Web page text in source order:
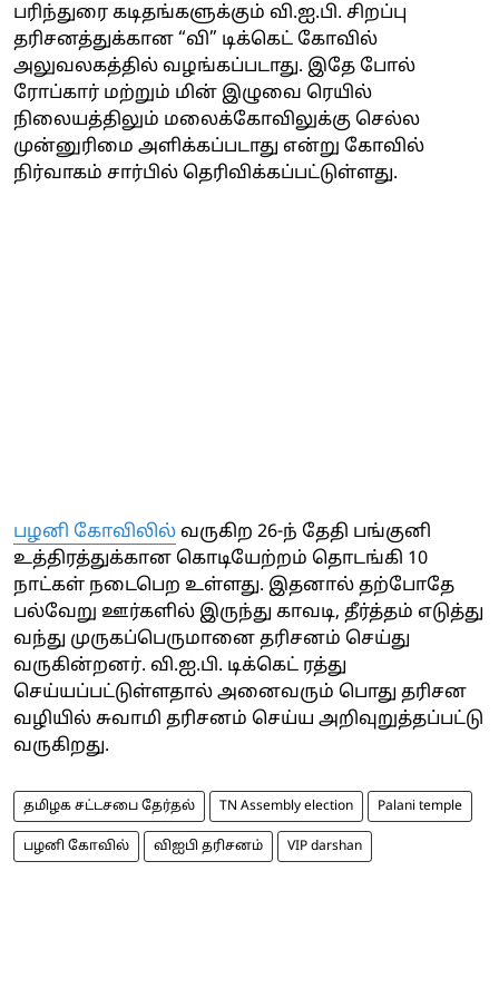
பரிந்துரை கடிதங்களுக்கும் வி.ஐ.பி. சிறப்பு
தரிசனத்துக்கான “வி” டிக்கெட் கோவில்
அலுவலகத்தில் வழங்கப்படாது. இதே போல்
ரோப்கார் மற்றும் மின் இழுவை ரெயில்
நிலையத்திலும் மலைக்கோவிலுக்கு செல்ல
முன்னுரிமை அளிக்கப்படாது என்று கோவில்
நிர்வாகம் சார்பில் தெரிவிக்கப்பட்டுள்ளது.
பழனி கோவிலில் வருகிற 26-ந் தேதி பங்குனி
உத்திரத்துக்கான கொடியேற்றம் தொடங்கி 10
நாட்கள் நடைபெற உள்ளது. இதனால் தற்போதே
பல்வேறு ஊர்களில் இருந்து காவடி, தீர்த்தம் எடுத்து
வந்து முருகப்பெருமானை தரிசனம் செய்து
வருகின்றனர். வி.ஐ.பி. டிக்கெட் ரத்து
செய்யப்பட்டுள்ளதால் அனைவரும் பொது தரிசன
வழியில் சுவாமி தரிசனம் செய்ய அறிவுறுத்தப்பட்டு
வருகிறது.
தமிழக சட்டசபை தேர்தல் TN Assembly election Palani temple
பழனி கோவில் விஐபி தரிசனம் VIP darshan